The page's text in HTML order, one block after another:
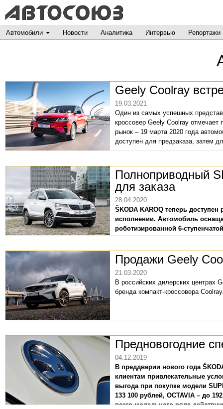
Автомобили Новости Аналитика Интервью Репортажи
Geely Coolray
19.03.2021
Один из самых успешных
кроссовер Geely Coolray
рынок – 19 марта 2020 года
доступен для предзаказа, затем
Полноприводный
для заказа
28.04.2020
ŠKODA KAROQ теперь
исполнении. Автомобиль
роботизированной 6-
комплектации составляет 1 468
Продажи Geely
21.03.2020
В российских дилерских центрах
бренда компакт-кроссовера
Предновогодние
04.12.2019
В преддверии нового года
клиентам привлекательные
выгода при покупке модели
133 100 рублей, OCTAVIA – до
всего модельного ряда